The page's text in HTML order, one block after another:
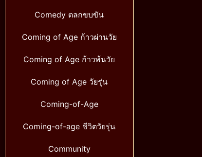
Comedy ตลกขบขัน
Coming of Age ก้าวผ่านวัย
Coming of Age ก้าวพ้นวัย
Coming of Age วัยรุ่น
Coming-of-Age
Coming-of-age ชีวิตวัยรุ่น
Community